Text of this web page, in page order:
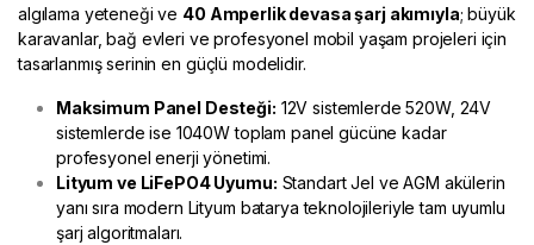
algılama yeteneği ve 40 Amperlik devasa şarj akımıyla; büyük
karavanlar, bağ evleri ve profesyonel mobil yaşam projeleri için
tasarlanmış serinin en güçlü modelidir.
Maksimum Panel Desteği: 12V sistemlerde 520W, 24V
sistemlerde ise 1040W toplam panel gücüne kadar
profesyonel enerji yönetimi.
Lityum ve LiFePO4 Uyumu: Standart Jel ve AGM akülerin
yanı sıra modern Lityum batarya teknolojileriyle tam uyumlu
şarj algoritmaları.